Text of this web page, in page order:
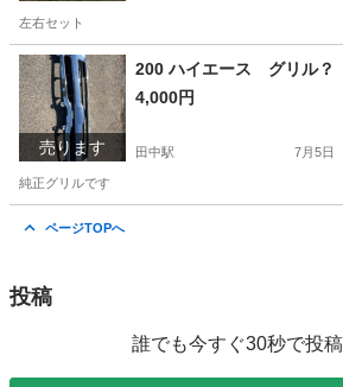
左右セット
長野 東御市 ガラス
売ります
200 ハイエース グリル？
4,000円
田中駅 7月5日
純正グリルです
ページTOPへ
投稿
誰でも今すぐ30秒で投